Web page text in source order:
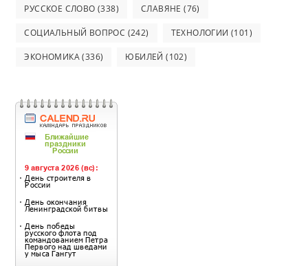
РУССКОЕ СЛОВО (338) СЛАВЯНЕ (76)
СОЦИАЛЬНЫЙ ВОПРОС (242) ТЕХНОЛОГИИ (101)
ЭКОНОМИКА(336) ЮБИЛЕЙ (102)